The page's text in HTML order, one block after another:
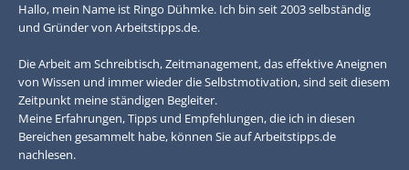
Hallo, mein Name ist Ringo Dühmke. Ich bin seit 2003 selbständig
und Gründer von Arbeitstipps.de.
Die Arbeit am Schreibtisch, Zeitmanagement, das effektive Aneignen
von Wissen und immer wieder die Selbstmotivation, sind seit diesem
Zeitpunkt meine ständigen Begleiter.
Meine Erfahrungen, Tipps und Empfehlungen, die ich in diesen
Bereichen gesammelt habe, können Sie auf Arbeitstipps.de
nachlesen.